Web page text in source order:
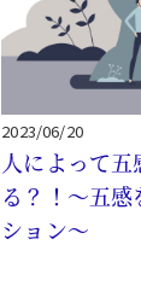
2023/06/20
人によって
る？！～五
ション～